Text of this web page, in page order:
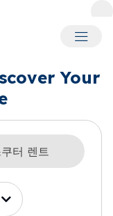
회원 메
Your
터 렌트